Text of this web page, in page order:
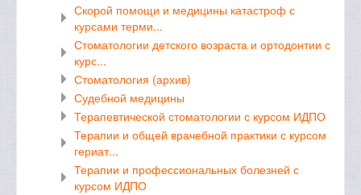
Скорой помощи и медицины катастроф с
курсами терми...
Стоматологии детского возраста и ортодонтии с
курс...
Стоматология (архив)
Судебной медицины
Терапевтической стоматологии с курсом ИДПО
Терапии и общей врачебной практики с курсом
гериат...
Терапии и профессиональных болезней с
курсом ИДПО